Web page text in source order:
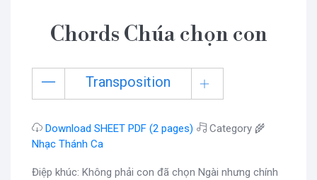
Chords Chúa chọn con
Transposition
Download SHEET PDF (2 pages)
Category 🌾
Nhạc Thánh Ca
Điệp khúc: Không phải con đã chọn Ngài nhưng chính